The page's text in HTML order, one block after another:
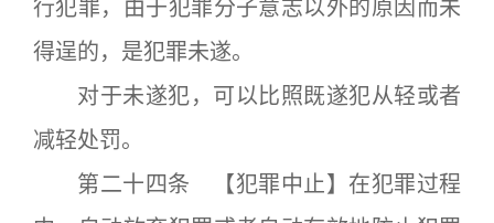
行犯罪，由于犯罪分子意志以外的原因而未
得逞的，是犯罪未遂。
对于未遂犯，可以比照既遂犯从轻或者
减轻处罚。
第二十四条 【犯罪中止】在犯罪过程